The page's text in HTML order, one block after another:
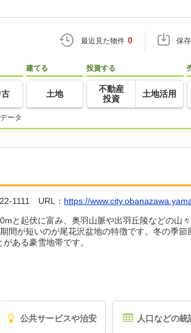
最近見た物件 0 保
建てる
土地
投資する
不動産
投資
土地活用
ータ
1111 URL： https://
と起伏に富み、奥羽山脈や出羽丘陵などの山
間が短いのが尾花沢盆地の特徴です。冬の季
ある豪雪地帯です。
公共サービスや治安 人口などの統